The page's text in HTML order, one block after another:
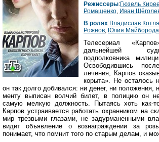
Режиссеры:Гюзель
Ромащенко, Иван
В ролях:Владислав
Рожнов, Юлия Майборода
Телесериал
дальнейшей
подполковника
Освободившись
лечения, Карпов
корыта». Не осталось
он так долго добивался: ни денег, ни
менту выписан волчий билет, в полицию он
самую мелкую должность. Пытаясь хоть как-
Карпов устраивается работать охранником на
мир трезвыми глазами, не задурманенными
видит объявление о вознаграждении за
понимает, что помнит того по старым делам, и